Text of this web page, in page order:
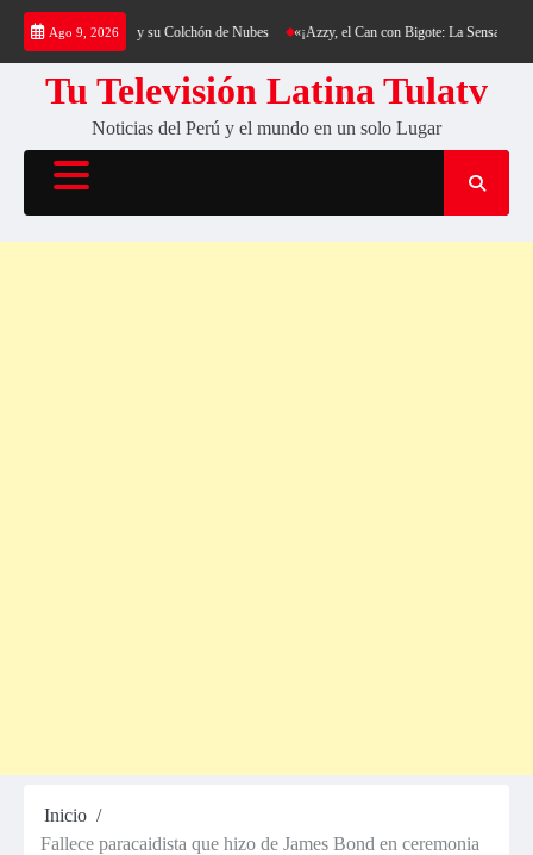
Saltar
contenido
Ago 9, 2026
al Cerro Cantería y su Colchón de Nubes «¡Azzy, el Can con Bigote: La Sensación
Tu Televisión Latina Tulatv
Noticias del Perú y el mundo en un solo Lugar
Inicio
Fallece paracaidista que hizo de James Bond en ceremonia